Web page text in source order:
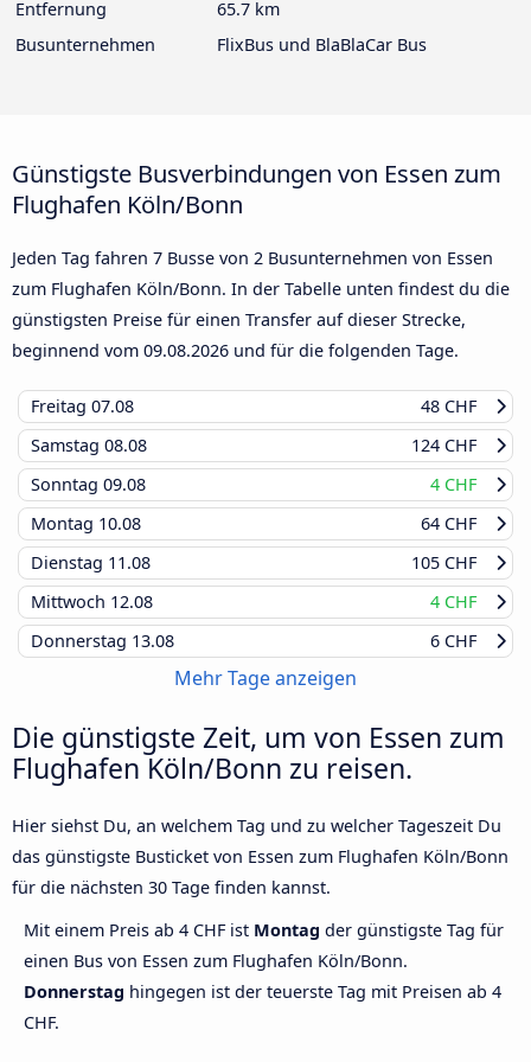
Entfernung
65.7 km
Busunternehmen
FlixBus und BlaBlaCar Bus
Günstigste Busverbindungen von Essen zum
Flughafen Köln/Bonn
Jeden Tag fahren 7 Busse von 2 Busunternehmen von Essen
zum Flughafen Köln/Bonn. In der Tabelle unten findest du die
günstigsten Preise für einen Transfer auf dieser Strecke,
beginnend vom 09.08.2026 und für die folgenden Tage.
Freitag 07.08
48 CHF
Samstag 08.08
124 CHF
Sonntag 09.08
4 CHF
Montag 10.08
64 CHF
Dienstag 11.08
105 CHF
Mittwoch 12.08
4 CHF
Donnerstag 13.08 6 CHF
Mehr Tage anzeigen
Die günstigste Zeit, um von Essen zum
Flughafen Köln/Bonn zu reisen.
Hier siehst Du, an welchem Tag und zu welcher Tageszeit Du
das günstigste Busticket von Essen zum Flughafen Köln/Bonn
für die nächsten 30 Tage finden kannst.
Mit einem Preis ab 4 CHF ist Montag der günstigste Tag für
einen Bus von Essen zum Flughafen Köln/Bonn.
Donnerstag hingegen ist der teuerste Tag mit Preisen ab 4
CHF.